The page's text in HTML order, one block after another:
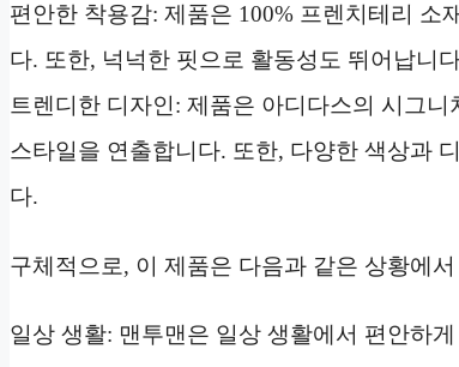
편안한 착용감: 제품은 100% 프렌치테리 소
다. 또한, 넉넉한 핏으로 활동성도 뛰어납니
트렌디한 디자인: 제품은 아디다스의 시그
스타일을 연출합니다. 또한, 다양한 색상과
다.
구체적으로, 이 제품은 다음과 같은 상황에
일상 생활: 맨투맨은 일상 생활에서 편안하